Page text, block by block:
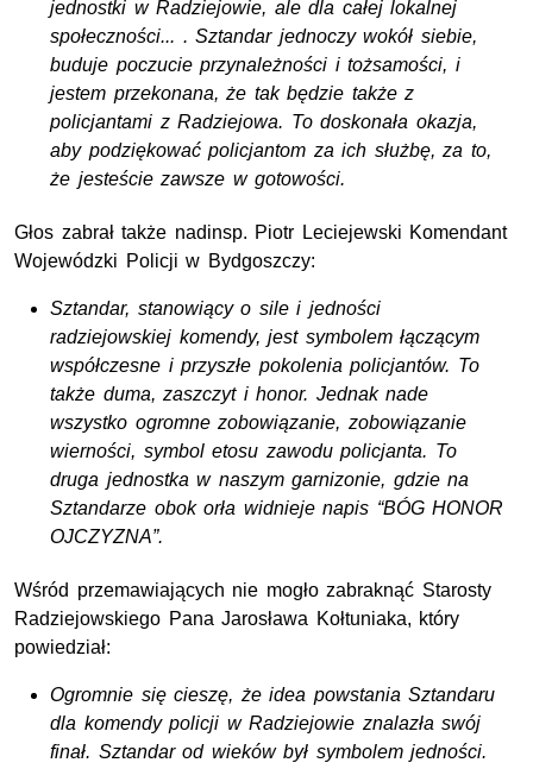
jednostki w Radziejowie, ale dla całej lokalnej
społeczności... . Sztandar jednoczy wokół siebie,
buduje poczucie przynależności i tożsamości, i
jestem przekonana, że tak będzie także z
policjantami z Radziejowa. To doskonała okazja,
aby podziękować policjantom za ich służbę, za to,
że jesteście zawsze w gotowości.
Głos zabrał także nadinsp. Piotr Leciejewski Komendant
Wojewódzki Policji w Bydgoszczy:
Sztandar, stanowiący o sile i jedności
radziejowskiej komendy, jest symbolem łączącym
współczesne i przyszłe pokolenia policjantów. To
także duma, zaszczyt i honor. Jednak nade
wszystko ogromne zobowiązanie, zobowiązanie
wierności, symbol etosu zawodu policjanta. To
druga jednostka w naszym garnizonie, gdzie na
Sztandarze obok orła widnieje napis “BÓG HONOR
OJCZYZNA”.
Wśród przemawiających nie mogło zabraknąć Starosty
Radziejowskiego Pana Jarosława Kołtuniaka, który
powiedział:
Ogromnie się cieszę, że idea powstania Sztandaru
dla komendy policji w Radziejowie znalazła swój
finał. Sztandar od wieków był symbolem jedności.